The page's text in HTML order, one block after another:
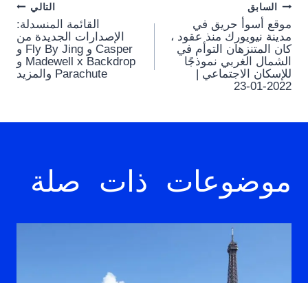
Post
navigation
السابق
موقع أسوأ حريق في
مدينة نيويورك منذ عقود ،
كان المتنزهان التوأم في
الشمال الغربي نموذجًا
للإسكان الاجتماعي |
2022-01-23
التالي
القائمة المنسدلة:
الإصدارات الجديدة من
Casper و Fly By Jing و
Madewell x Backdrop و
Parachute والمزيد
موضوعات ذات صلة